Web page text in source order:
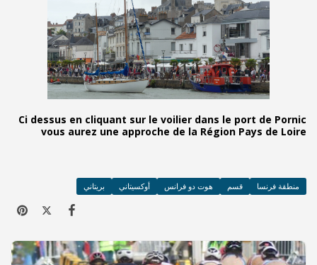
Ci dessus en cliquant sur le voilier dans le
vous aurez une approche de la Région
قسم هوت دو فرانس أوكسيتاني بريتاني